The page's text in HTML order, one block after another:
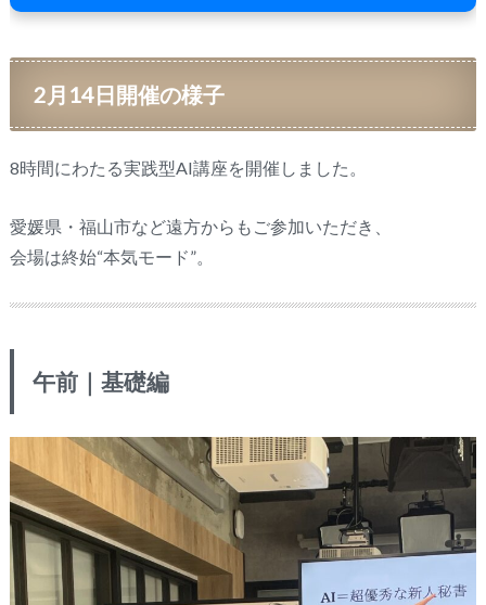
2月14日開催の様子
8時間にわたる実践型AI講座を開催しました。
愛媛県・福山市など遠方からもご参加いただき、
会場は終始“本気モード”。
午前｜基礎編